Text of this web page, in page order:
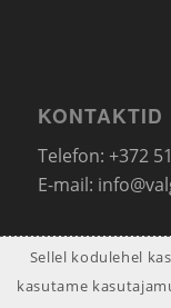
KONTAKTID
Telefon: +372
E-mail:
Sellel kodulehel
kasutame